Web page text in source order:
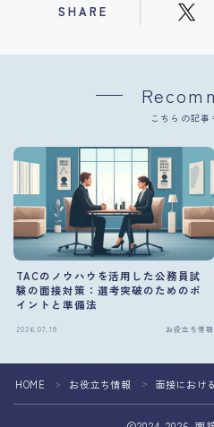
SHARE
こちらの記事
TACのノウハウを活用した公務員試
験の面接対策：選考突破のためのポ
イントと準備法
2026.07.18 お役立ち情報
HOME ＞ お役立ち情報 ＞ 面接におけ